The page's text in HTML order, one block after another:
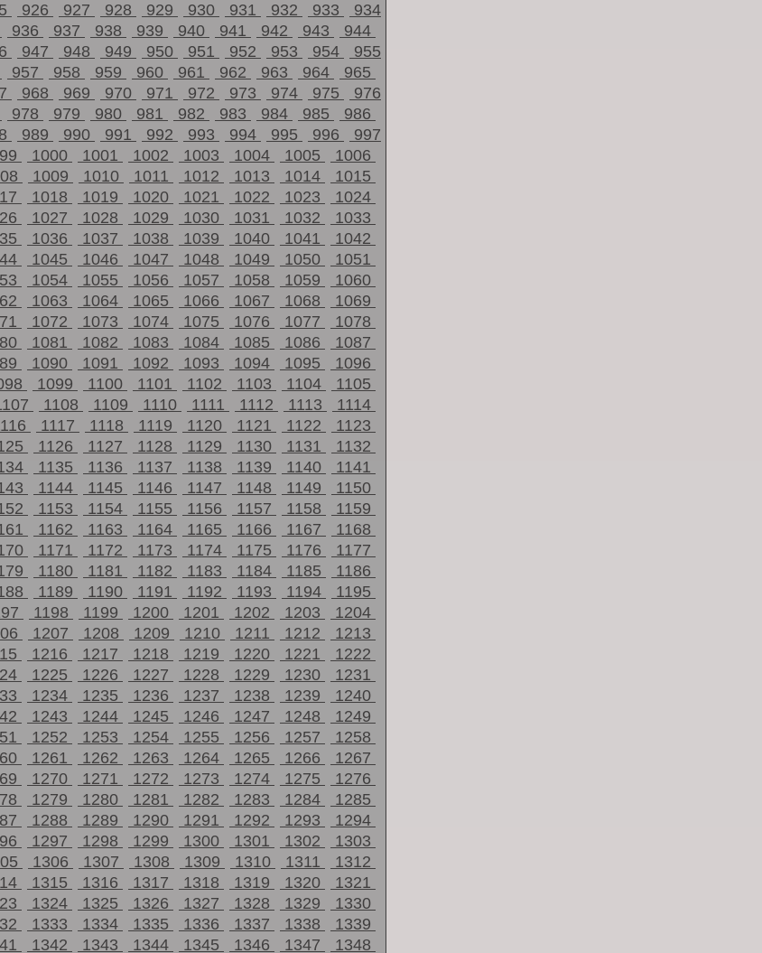
926 927 928 929 930 931 932 933
934
936 937 938 939 940 941 942 943
944
947 948 949 950 951 952 953 954
955
957 958 959 960 961 962 963 964
965
968 969 970 971 972 973 974 975
976
978 979 980 981 982 983 984 985
986
989 990 991 992 993 994 995 996
997
1000 1001 1002 1003 1004 1005
1006
1009 1010 1011 1012 1013 1014
1015
1018 1019 1020 1021 1022 1023
1024
1027 1028 1029 1030 1031 1032
1033
1036 1037 1038 1039 1040 1041
1042
1045 1046 1047 1048 1049 1050
1051
1054 1055 1056 1057 1058 1059
1060
1063 1064 1065 1066 1067 1068
1069
1072 1073 1074 1075 1076 1077
1078
1081 1082 1083 1084 1085 1086
1087
1090 1091 1092 1093 1094 1095
1096
1099 1100 1101 1102 1103 1104
1105
1108 1109 1110 1111 1112 1113
1114
1117 1118 1119 1120 1121 1122
1123
1126 1127 1128 1129 1130 1131
1132
1135 1136 1137 1138 1139 1140
1141
1144 1145 1146 1147 1148 1149
1150
1153 1154 1155 1156 1157 1158
1159
1162 1163 1164 1165 1166 1167
1168
1171 1172 1173 1174 1175 1176
1177
1180 1181 1182 1183 1184 1185
1186
1189 1190 1191 1192 1193 1194
1195
1198 1199 1200 1201 1202 1203
1204
1207 1208 1209 1210 1211 1212
1213
1216 1217 1218 1219 1220 1221
1222
1225 1226 1227 1228 1229 1230
1231
1234 1235 1236 1237 1238 1239
1240
1243 1244 1245 1246 1247 1248
1249
1252 1253 1254 1255 1256 1257
1258
1261 1262 1263 1264 1265 1266
1267
1270 1271 1272 1273 1274 1275
1276
1279 1280 1281 1282 1283 1284
1285
1288 1289 1290 1291 1292 1293
1294
1297 1298 1299 1300 1301 1302
1303
1306 1307 1308 1309 1310 1311
1312
1315 1316 1317 1318 1319 1320
1321
1324 1325 1326 1327 1328 1329
1330
1333 1334 1335 1336 1337 1338
1339
1342 1343 1344 1345 1346 1347 1348